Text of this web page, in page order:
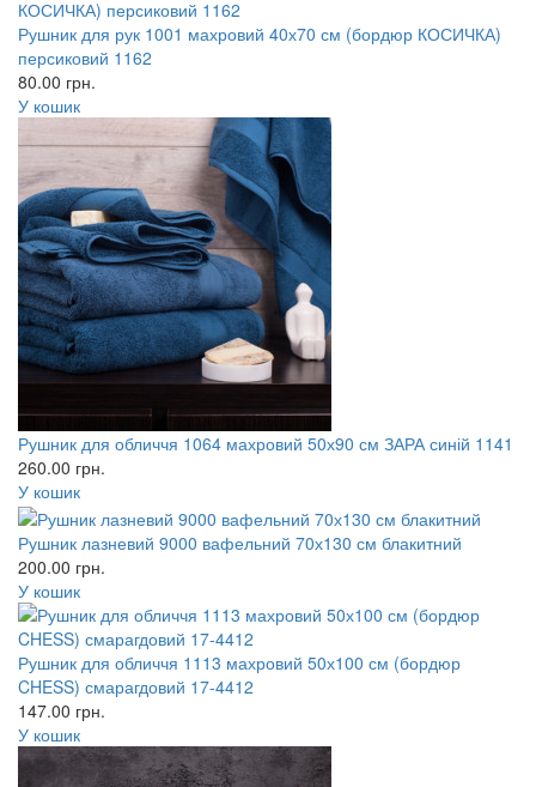
Рушник для рук 1001 махровий 40х70 см (бордюр КОСИЧКА)
персиковий 1162
80.00 грн.
У кошик
Рушник для обличчя 1064 махровий 50х90 см ЗАРА синій 1141
260.00 грн.
У кошик
Рушник лазневий 9000 вафельний 70х130 см блакитний
200.00 грн.
У кошик
Рушник для обличчя 1113 махровий 50х100 см (бордюр
CHESS) смарагдовий 17-4412
147.00 грн.
У кошик